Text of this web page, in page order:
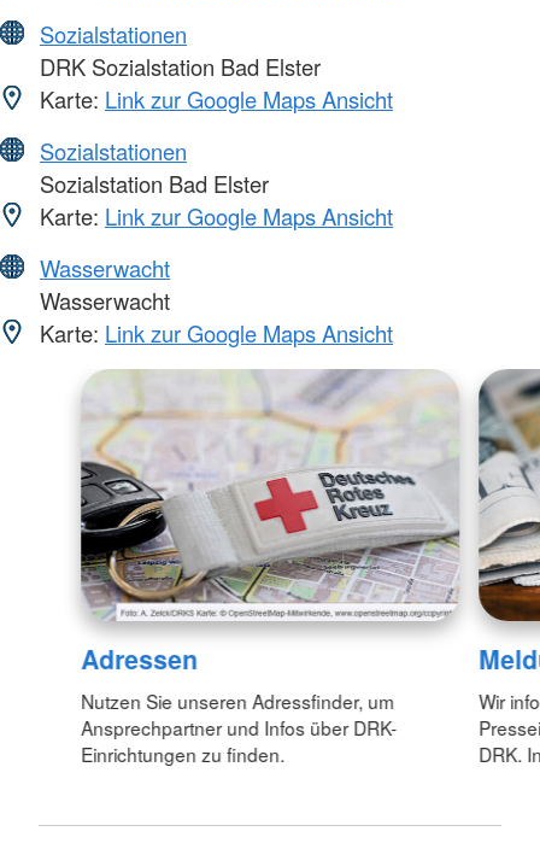
Sozialstationen
DRK Sozialstation Bad Elster
Karte: Link zur Google Maps Ansicht
Sozialstationen
Sozialstation Bad Elster
Karte: Link zur Google Maps Ansicht
Wasserwacht
Wasserwacht
Karte: Link zur Google Maps Ansicht
Adressen
Nutzen Sie unseren Adressfinder, um
Ansprechpartner und Infos über DRK-
Einrichtungen zu finden.
Wir
DRK.